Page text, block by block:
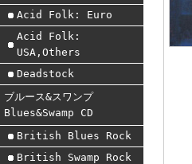
Acid Folk: Euro
Acid Folk:
USA,Others
Deadstock
ブルース&スワンプ
Blues&Swamp CD
British Blues Rock
British Swamp Rock